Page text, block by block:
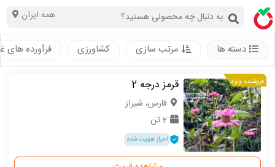
همه ایران
دسته ها مرتب سازی کشاورزی فرآورده های
فروشنده ویژه قرمز درجه 2
فارس، شیراز
2 تن
احراز هویت شده